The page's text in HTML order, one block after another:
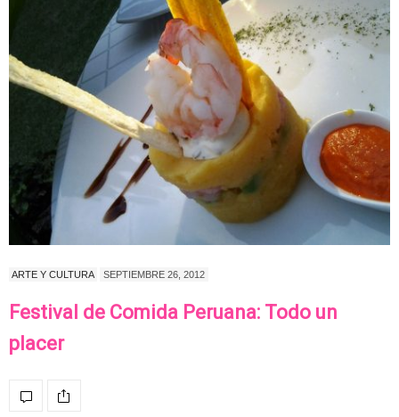
ARTE Y CULTURA SEPTIEMBRE 26, 2012
Festival de Comida Peruana: Todo un
placer